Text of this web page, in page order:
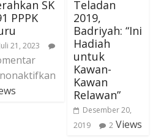
SK
PPPK
Juli 21, 2023
Teladan
2019,
Badriyah: “Ini
Hadiah
untuk
Kawan-
Kawan
Relawan”
Desember 20,
2019
2 Views